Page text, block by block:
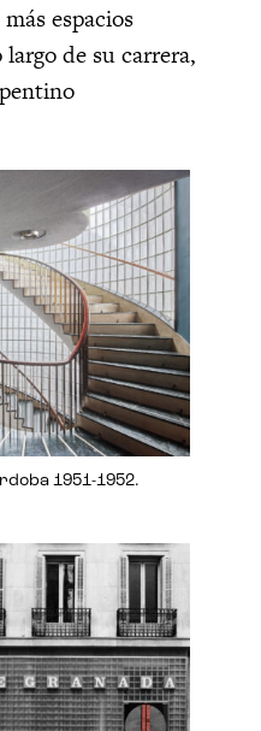
espacios
de su carrera,
1951-1952.